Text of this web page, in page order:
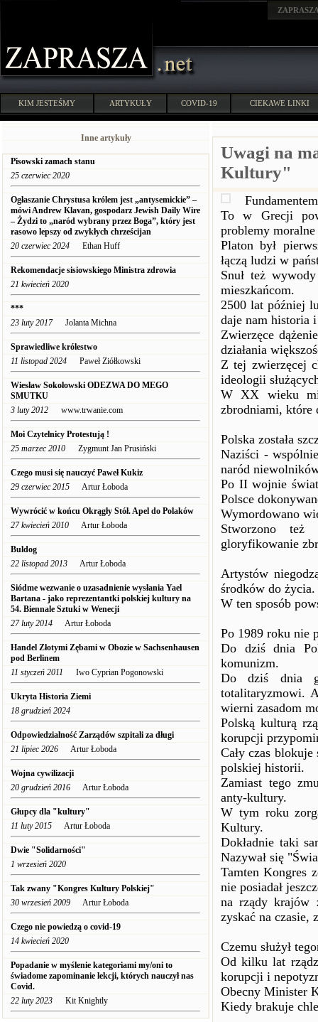
KIM JESTEŚMY ARTYKUŁY COVID-19 CIEKAWE LINKI
Inne artykuły
Pisowski zamach stanu
25 czerwiec 2020
Ogłaszanie Chrystusa królem jest „antysemickie” –
mówi Andrew Klavan, gospodarz Jewish Daily Wire
– Żydzi to „naród wybrany przez Boga”, który jest
rasowo lepszy od zwykłych chrześcijan
20 czerwiec 2024 Ethan Huff
Rekomendacje sisiowskiego Ministra zdrowia
21 kwiecień 2020
***
23 luty 2017Jolanta Michna
Sprawiedliwe królestwo
11 listopad 2024 Paweł Ziółkowski
Wiesław Sokołowski ODEZWA DO MEGO
SMUTKU
3 luty 2012 www.trwanie.com
Moi Czytelnicy Protestują !
25 marzec 2010 Zygmunt Jan Prusiński
Czego musi się nauczyć Paweł Kukiz
29 czerwiec 2015 Artur Łoboda
Wywrócić w końcu Okrągły Stół. Apel do Polaków
27 kwiecień 2010 Artur Łoboda
Buldog
22 listopad 2013 Artur Łoboda
Siódme wezwanie o uzasadnienie wysłania Yael
Bartana - jako reprezentantki polskiej kultury na
54. Biennale Sztuki w Wenecji
27 luty 2014 Artur Łoboda
Handel Złotymi Zębami w Obozie w Sachsenhausen
pod Berlinem
11 styczeń 2011 Iwo Cyprian Pogonowski
Ukryta Historia Ziemi
18 grudzień 2024
Odpowiedzialność Zarządów szpitali za długi
21 lipiec 2026 Artur Łoboda
Wojna cywilizacji
20 grudzień 2016 Artur Łoboda
Głupcy dla "kultury"
11 luty 2015 Artur Łoboda
Dwie "Solidarności"
1 wrzesień 2020
Tak zwany "Kongres Kultury Polskiej"
30 wrzesień 2009 Artur Łoboda
Czego nie powiedzą o covid-19
14 kwiecień 2020
Popadanie w myślenie kategoriami my/oni to
świadome zapominanie lekcji, których nauczył nas
Covid.
22 luty 2023 Kit Knightly
Uwagi na
Kultury"
To w Grecji
problemy moralne
Platon był
łączą ludzi w
Snuł też
mieszkańcom.
2500 lat później
daje nam
Zwierzęce
działania
Z tej zwierzęcej
ideologii
W XX wieku
zbrodniami, które
Polska została
Naziści -
naród
Po II wojnie
Polsce
Wymordowano
Stworzono też
gloryfikowanie
Artystów
środków do
W ten sposób
Po 1989 roku nie
Do dziś dnia
komunizm.
Do dziś dnia
totalitaryzmowi.
wierni zasadom
Polską kulturą
korupcji
Cały czas
polskiej historii.
Zamiast tego
anty-kultury.
W tym roku
Kultury.
Dokładnie taki
Nazywał się
Tamten Kongres
nie posiadał
na rządy krajów
zyskać na czasie,
Czemu służył
Od kilku lat
korupcji i
Obecny Minister
Kiedy brakuje